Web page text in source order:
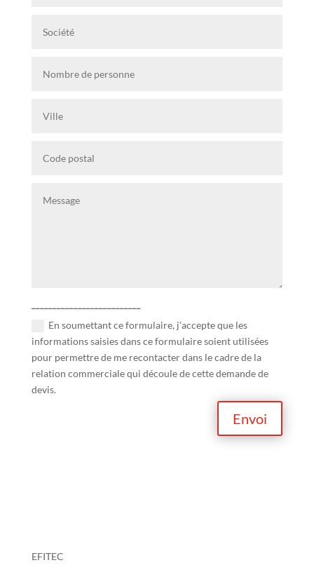
En soumettant ce formulaire, j'accepte que les
informations saisies dans ce formulaire soient utilisées
pour permettre de me recontacter dans le cadre de la
relation commerciale qui découle de cette demande de
devis.
Envoi
EFITEC